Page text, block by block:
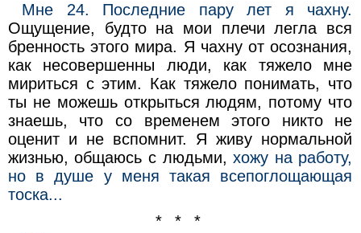
Мне 24. Последние пару лет я чахну.
Ощущение, будто на мои плечи легла вся
бренность этого мира. Я чахну от осознания,
как несовершенны люди, как тяжело мне
мириться с этим. Как тяжело понимать, что
ты не можешь открыться людям, потому что
знаешь, что со временем этого никто не
оценит и не вспомнит. Я живу нормальной
жизнью, общаюсь с людьми,хожу на работу,
но в душе у меня такая всепоглощающая
тоска...
* * *